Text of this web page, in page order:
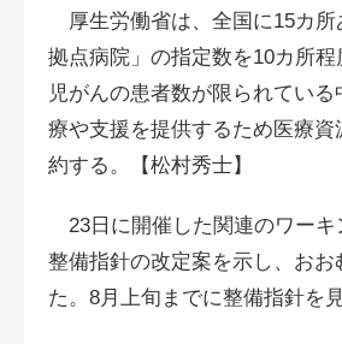
厚生労働省は、全国に15カ所
拠点病院」の指定数を10カ所
児がんの患者数が限られてい
療や支援を提供するため医療資
約する。【松村秀士】
23日に開催した関連のワーキ
整備指針の改定案を示し、おお
た。8月上旬までに整備指針を見